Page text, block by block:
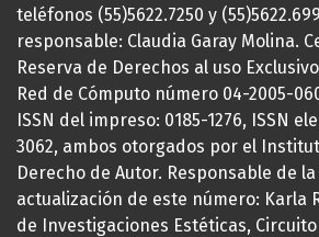
teléfonos (55)5622.7250 y
responsable: Claudia Garay Molina.
Reserva de Derechos al uso
Red de Cómputo número 04-2005-
ISSN del impreso: 0185-1276, ISSN
3062, ambos otorgados por el
Derecho de Autor. Responsable de
actualización de este número: Karla
de Investigaciones Estéticas,